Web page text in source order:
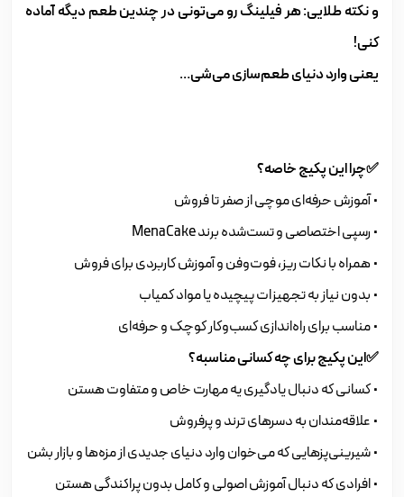
و نکته طلایی: هر فیلینگ رو می‌تونی در چندین طعم دیگه آماده
کنی!
یعنی وارد دنیای طعم‌سازی می‌شی…
✅چرا این پکیج خاصه؟
• آموزش حرفه‌ای موچی از صفر تا فروش
• رسپی اختصاصی و تست‌شده برند MenaCake
• همراه با نکات ریز، فوت‌وفن و آموزش کاربردی برای فروش
• بدون نیاز به تجهیزات پیچیده یا مواد کمیاب
• مناسب برای راه‌اندازی کسب‌وکار کوچک و حرفه‌ای
✅این پکیج برای چه کسانی مناسبه؟
• کسانی که دنبال یادگیری یه مهارت خاص و متفاوت هستن
• علاقه‌مندان به دسرهای ترند و پرفروش
• شیرینی‌پزهایی که می‌خوان وارد دنیای جدیدی از مزه‌ها و بازار بشن
• افرادی که دنبال آموزش اصولی و کامل بدون پراکندگی هستن